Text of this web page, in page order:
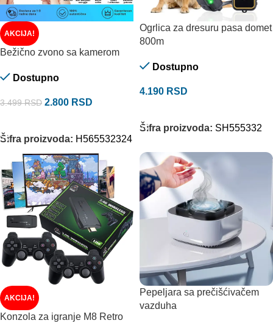
AKCIJA!
Bežično zvono sa kamerom
Dostupno
3.499RSD 2.800 RSD
Šifra proizvoda: H565532324
Ogrlica za dresuru pasa domet
800m
Dostupno
4.190 RSD
Šifra proizvoda: SH555332
AKCIJA!
Konzola za igranje M8 Retro
Pepeljara sa prečišćivačem
vazduha